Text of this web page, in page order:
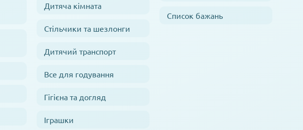
Дитяча кімната
Стільчики та шезлонги
Дитячий транспорт
Все для годування
Гігієна та догляд
Іграшки
Список бажань